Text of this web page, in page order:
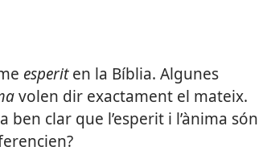
esperiten la Bíblia. Algunes
volen dir exactament el mateix.
clar que l’esperit i l’ànima són